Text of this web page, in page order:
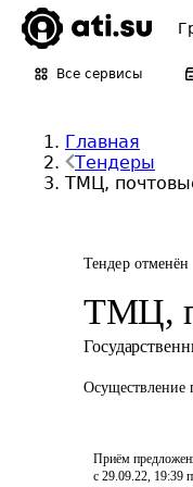
Все сервисы
Главная
Тендеры
ТМЦ,
Тендер отменён
ТМЦ,
Осуществление
Приём
с 29.09.22, 19:39